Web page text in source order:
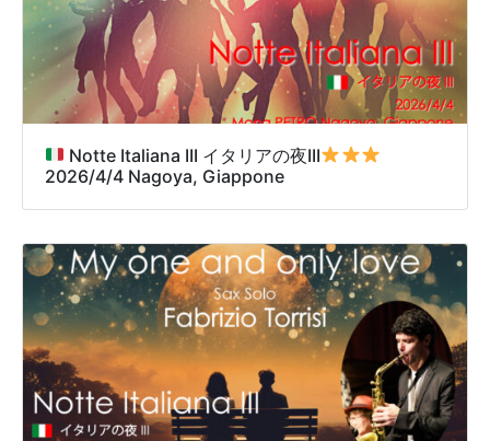
Notte Italiana III イタリアの夜III
2026/4/4 Nagoya, Giappone